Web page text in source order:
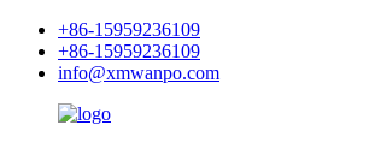
+86-15959236109
+86-15959236109
info@xmwanpo.com